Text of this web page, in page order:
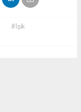
#Işık